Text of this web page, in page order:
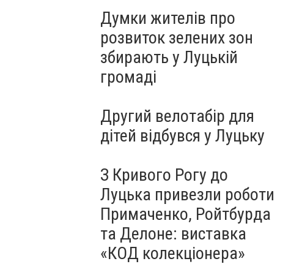
Думки жителів про
розвиток зелених зон
збирають у Луцькій
громаді
Другий велотабір для
дітей відбувся у Луцьку
З Кривого Рогу до
Луцька привезли роботи
Примаченко, Ройтбурда
та Делоне: виставка
«КОД колекціонера»